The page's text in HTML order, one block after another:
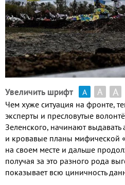
Увеличить шрифт А А А
Чем хуже ситуация на фронте,
эксперты и пресловутые
Зеленского, начинают
и кровавые планы мифической
на своем месте и дальше
получая за это разного рода
показывает всю циничность